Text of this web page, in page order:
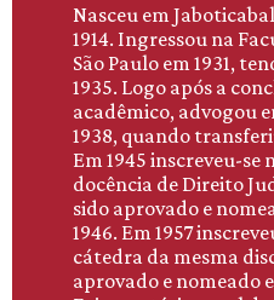
Nasceu em
1914. Ingressou na
São Paulo em 1931,
1935. Logo após a
acadêmico, advogou
1938, quando
Em 1945 inscreveu-se
docência de Direito
sido aprovado e
1946. Em 1957
cátedra da mesma
aprovado e nomeado